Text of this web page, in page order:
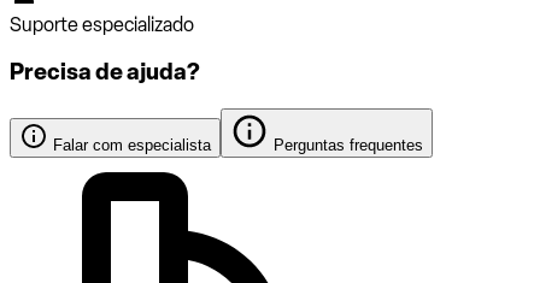
Suporte especializado
Precisa de ajuda?
Falar com especialista Perguntas frequentes